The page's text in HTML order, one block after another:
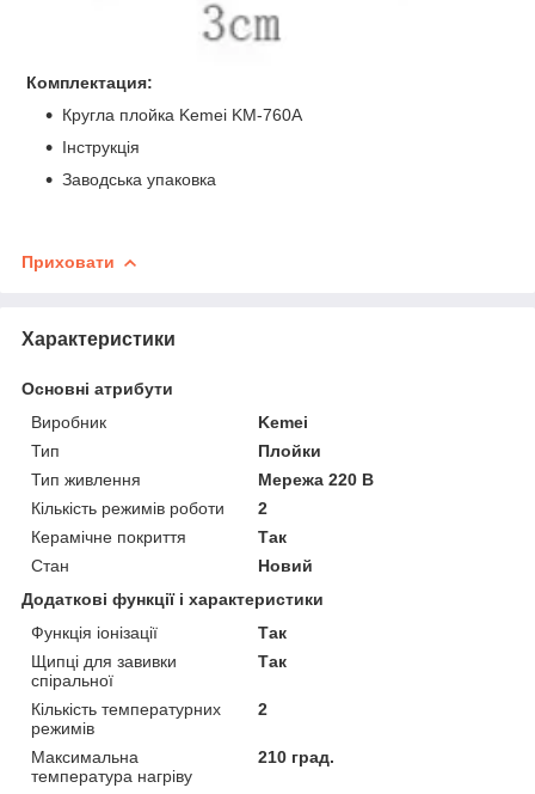
Комплектация:
Кругла плойка Kemei KM-760A
Інструкція
Заводська упаковка
Приховати
Характеристики
Основні атрибути
Виробник
Kemei
Тип
Плойки
Тип живлення
Мережа 220 В
Кількість режимів роботи
2
Керамічне покриття
Так
Стан
Новий
Додаткові функції і характеристики
Функція іонізації
Так
Щипці для завивки
спіральної
Так
Кількість температурних
режимів
2
Максимальна
температура нагріву
210 град.